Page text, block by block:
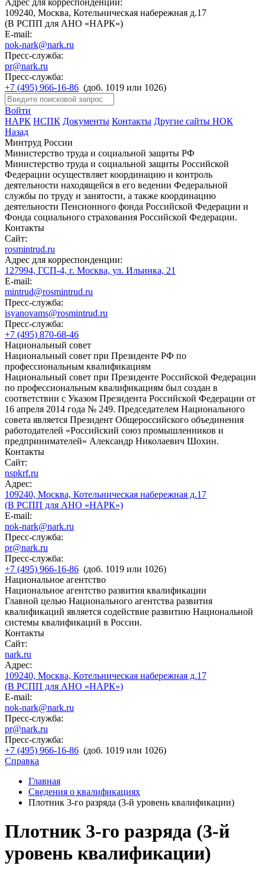
Адрес для корреспонденции:
109240, Москва, Котельническая набережная д.17
(В РСПП для АНО «НАРК»)
E-mail:
nok-nark@nark.ru
Пресс-служба:
pr@nark.ru
Пресс-служба:
+7 (495) 966-16-86 (доб. 1019 или 1026)
Войти
НАРК НСПК Документы Контакты Другие сайты НОК
Назад
Минтруд России
Министерство труда и социальной защиты РФ
Министерство труда и социальной защиты Российской
Федерации осуществляет координацию и контроль
деятельности находящейся в его ведении Федеральной
службы по труду и занятости, а также координацию
деятельности Пенсионного фонда Российской Федерации и
Фонда социального страхования Российской Федерации.
Контакты
Сайт:
rosmintrud.ru
Адрес для корреспонденции:
127994, ГСП-4, г. Москва, ул. Ильинка, 21
E-mail:
mintrud@rosmintrud.ru
Пресс-служба:
isyanovams@rosmintrud.ru
Пресс-служба:
+7 (495) 870-68-46
Национальный совет
Национальный совет при Президенте РФ по
профессиональным квалификациям
Национальный совет при Президенте Российской Федерации
по профессиональным квалификациям был создан в
соответствии с Указом Президента Российской Федерации от
16 апреля 2014 года № 249. Председателем Национального
совета является Президент Общероссийского объединения
работодателей «Российский союз промышленников и
предпринимателей» Александр Николаевич Шохин.
Контакты
Сайт:
nspkrf.ru
Адрес:
109240, Москва, Котельническая набережная д.17
(В РСПП для АНО «НАРК»)
E-mail:
nok-nark@nark.ru
Пресс-служба:
pr@nark.ru
Пресс-служба:
+7 (495) 966-16-86 (доб. 1019 или 1026)
Национальное агентство
Национальное агентство развития квалификации
Главной целью Национального агентства развития
квалификаций является содействие развитию Национальной
системы квалификаций в России.
Контакты
Сайт:
nark.ru
Адрес:
109240, Москва, Котельническая набережная д.17
(В РСПП для АНО «НАРК»)
E-mail:
nok-nark@nark.ru
Пресс-служба:
pr@nark.ru
Пресс-служба:
+7 (495) 966-16-86 (доб. 1019 или 1026)
Справка
Главная
Сведения о квалификациях
Плотник 3-го разряда (3-й уровень квалификации)
Плотник 3-го разряда (3-й
уровень квалификации)